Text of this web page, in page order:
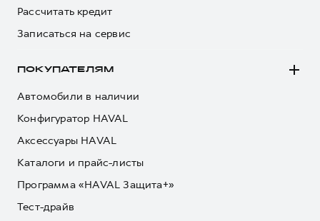
Рассчитать кредит
Записаться на сервис
ПОКУПАТЕЛЯМ
Автомобили в наличии
Конфигуратор HAVAL
Аксессуары HAVAL
Каталоги и прайс-листы
Программа «HAVAL Защита+»
Тест-драйв